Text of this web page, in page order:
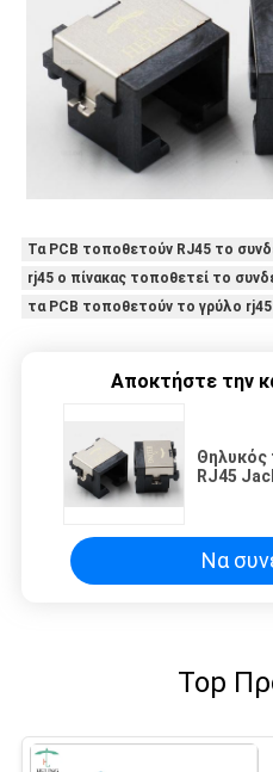
Τα PCB τοποθετούν RJ45 το
rj45 ο πίνακας τοποθετεί το
τα PCB τοποθετούν το γρύλο rj45
Αποκτήστε την
Θηλυκός
RJ45
Να
Top